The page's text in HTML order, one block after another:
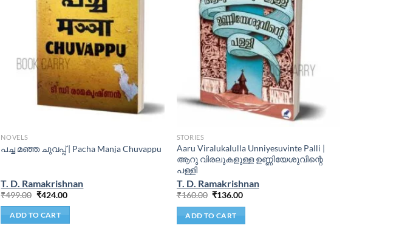
NOVELS
പച്ച മഞ്ഞ ചുവപ്പ് | Pacha Manja Chuvappu
T. D. Ramakrishnan
₹499.00 ₹424.00
ADD TO CART
STORIES
Aaru Viralukalulla Unniyesuvinte Palli |
ആറു വിരലുകളുള്ള ഉണ്ണിയേശുവിന്റെ
പള്ളി
T. D. Ramakrishnan
₹160.00 ₹136.00
ADD TO CART